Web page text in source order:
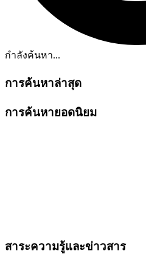
กำลังค้นหา...
การค้นหาล่าสุด
การค้นหายอดนิยม
สาระความรู้และข่าวสาร